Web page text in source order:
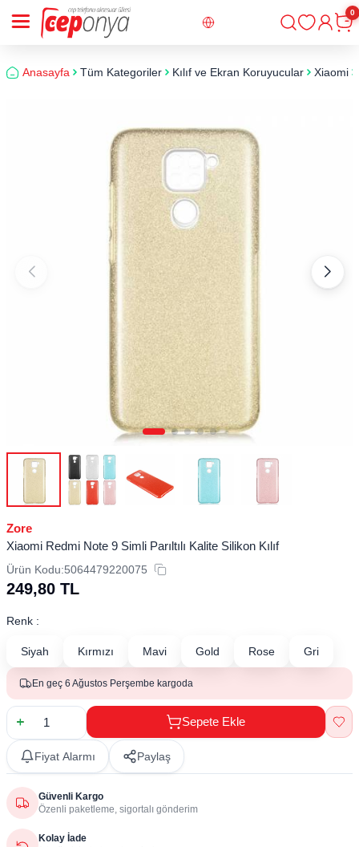
Giriş
0
Anasayfa Tüm Kategoriler Kılıf ve Ekran Koruyucular Xiaomi
Zore
Xiaomi Redmi Note 9 Simli Parıltılı Kalite Silikon Kılıf
Ürün Kodu:5064479220075
249,80 TL
Renk :
Siyah Kırmızı Mavi Gold Rose Gri
En geç 6 Ağustos Perşembe kargoda
Sepete Ekle
Fiyat Alarmı Paylaş
Güvenli Kargo
Özenli paketleme, sigortalı gönderim
Kolay İade